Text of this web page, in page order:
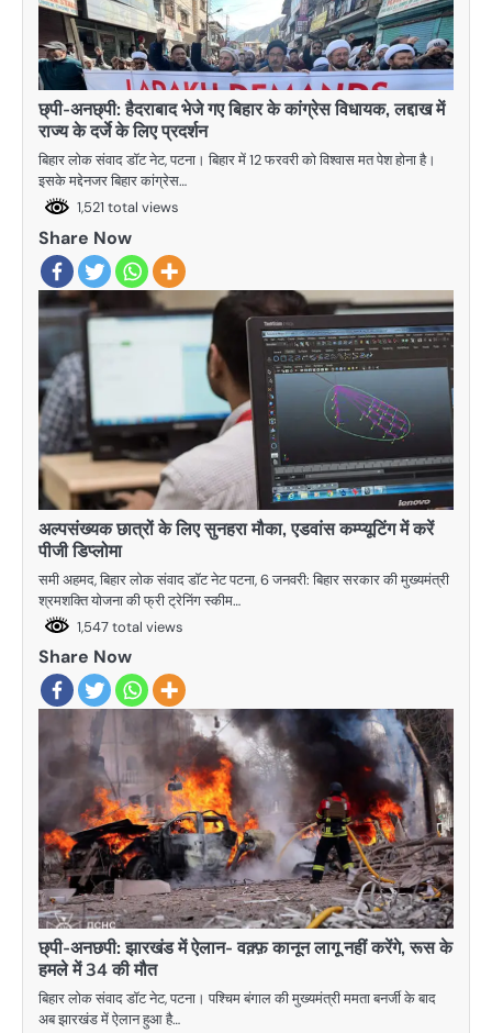
छ्पी-अनछ्पी: हैदराबाद भेजे गए बिहार के कांग्रेस विधायक, लद्दाख में
राज्य के दर्जे के लिए प्रदर्शन
बिहार लोक संवाद डॉट नेट, पटना। बिहार में 12 फरवरी को विश्वास मत पेश होना है।
इसके मद्देनजर बिहार कांग्रेस…
1,521 total views
Share Now
अल्पसंख्यक छात्रों के लिए सुनहरा मौका, एडवांस कम्प्यूटिंग में करें
पीजी डिप्लोमा
समी अहमद, बिहार लोक संवाद डाॅट नेट पटना, 6 जनवरी: बिहार सरकार की मुख्यमंत्री
श्रमशक्ति योजना की फ्री ट्रेनिंग स्कीम…
1,547 total views
Share Now
छ्पी-अनछपी: झारखंड में ऐलान- वक़्फ़ कानून लागू नहीं करेंगे, रूस के
हमले में 34 की मौत
बिहार लोक संवाद डॉट नेट, पटना। पश्चिम बंगाल की मुख्यमंत्री ममता बनर्जी के बाद
अब झारखंड में ऐलान हुआ है…